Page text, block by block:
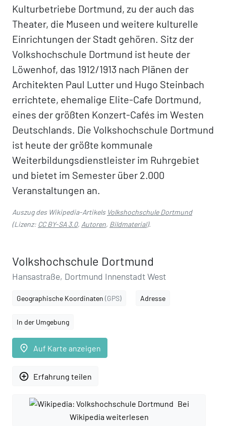
Kulturbetriebe Dortmund, zu der auch das
Theater, die Museen und weitere kulturelle
Einrichtungen der Stadt gehören. Sitz der
Volkshochschule Dortmund ist heute der
Löwenhof, das 1912/1913 nach Plänen der
Architekten Paul Lutter und Hugo Steinbach
errichtete, ehemalige Elite-Cafe Dortmund,
eines der größten Konzert-Cafés im Westen
Deutschlands. Die Volkshochschule Dortmund
ist heute der größte kommunale
Weiterbildungsdienstleister im Ruhrgebiet
und bietet im Semester über 2.000
Veranstaltungen an.
Auszug des Wikipedia-Artikels Volkshochschule Dortmund
(Lizenz: CC BY-SA 3.0, Autoren, Bildmaterial).
Volkshochschule Dortmund
Hansastraße, Dortmund Innenstadt West
Geographische Koordinaten (GPS) Adresse
In der Umgebung
place Auf Karte anzeigen
add_circle_outline Erfahrung teilen
Bei
Wikipedia weiterlesen